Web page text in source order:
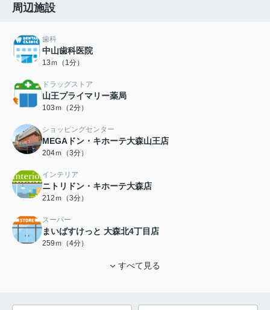
周辺施設
歯科
中山歯科医院
13ｍ（1分）
ドラッグストア
山王プライマリー薬局
103ｍ（2分）
ショッピングセンター
MEGAドン・キホーテ大森山王店
204ｍ（3分）
インテリア
ニトリドン・キホーテ大森店
212ｍ（3分）
スーパー
まいばすけっと 大森北4丁目店
259ｍ（4分）
すべて見る